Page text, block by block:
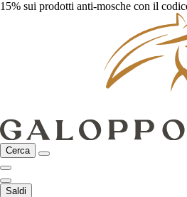
15% sui prodotti anti-mosche con il
Cerca
Saldi